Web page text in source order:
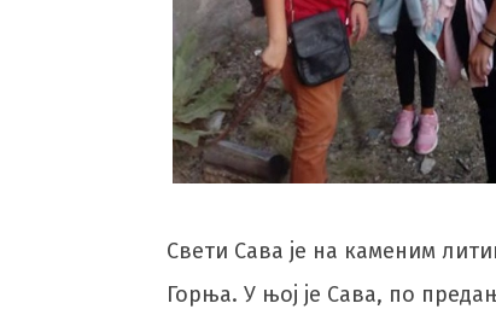
Свети Сава је на каменим
Горња. У њој је Сава, по